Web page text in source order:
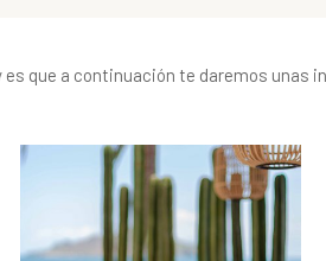
que a continuación te daremos